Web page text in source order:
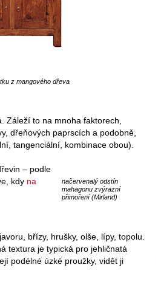
z mangového dřeva
Záleží to na mnoha faktorech,
dřeňových paprscích a podobně,
tangenciální, kombinace obou).
načervenalý odstín
mahagonu zvýrazní
přimoření (Mirland)
– podle
kdy na
břízy, hrušky, olše, lípy, topolu.
textura je typická pro jehličnatá
podélné úzké proužky, vidět ji